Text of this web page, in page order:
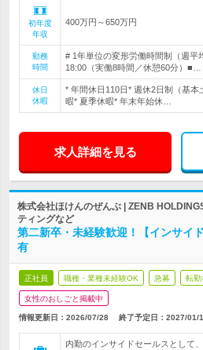
初年度
年収
400万円～650万円
勤務
時間
# 1年単位の変形労働時間制（週平
18:00（実働8時間／休憩60分）■…
休日
休暇
* 年間休日110日* 週休2日制（基本
暇* 夏季休暇* 年末年始休…
求人詳細を見る
株式会社ほけんのぜんぶ | ZENB
ティングなど
第二新卒・未経験歓迎！【インサイ
有
正社員 職種・業種未経験OK 急募 転勤
女性のおしごと掲載中
情報更新日：2026/07/28 終了予定日： 2027/01/
内勤のインサイドセールスとして